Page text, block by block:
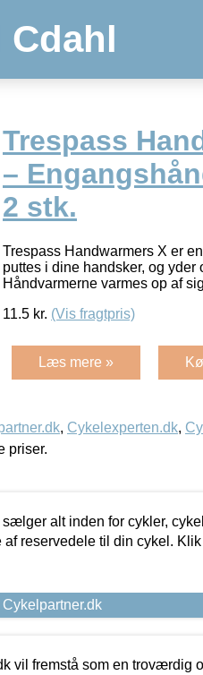
Cdahl
Trespass
–
2 stk.
Trespass Handwarmers X er
puttes i dine handsker, og yder
Håndvarmerne varmes op af
11.5 kr. (Vis fragtpris)
Læs mere »
, Cykelexperten.dk,
priser.
alt inden for cykler,
af reservedele til din cykel.
vil fremstå som en troværdig